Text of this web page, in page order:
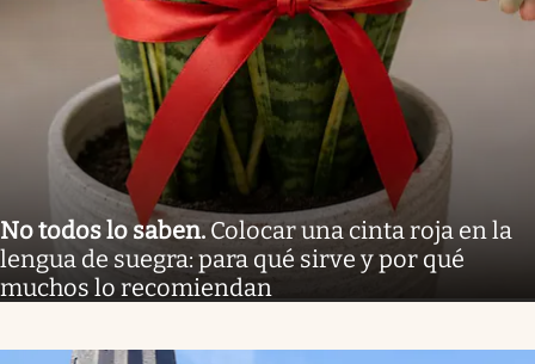
No todos lo saben.Colocar una cinta roja en la
lengua de suegra: para qué sirve y por qué
muchos lo recomiendan